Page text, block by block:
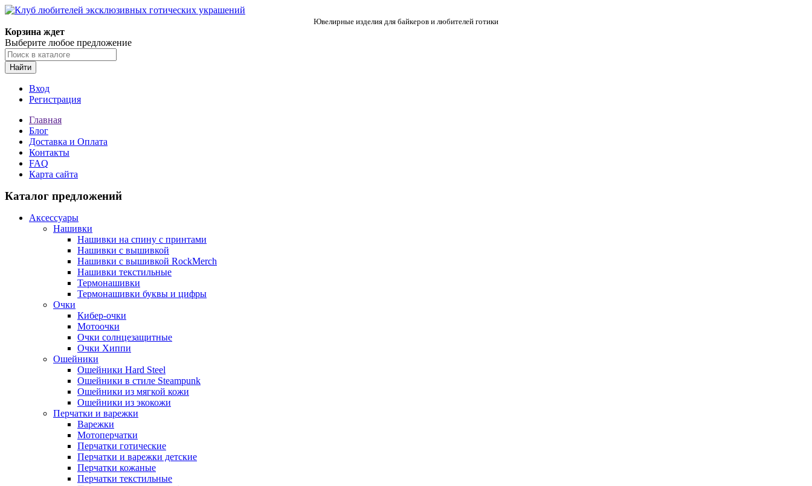
Ювелирные изделия для байкеров и любителей готики
Корзина ждет
Выберите любое предложение
Найти
Вход
Регистрация
Главная
Блог
Доставка и Оплата
Контакты
FAQ
Карта сайта
Каталог предложений
Аксессуары
Нашивки
Нашивки на спину с принтами
Нашивки с вышивкой
Нашивки с вышивкой RockMerch
Нашивки текстильные
Термонашивки
Термонашивки буквы и цифры
Очки
Кибер-очки
Мотоочки
Очки солнцезащитные
Очки Хиппи
Ошейники
Ошейники Hard Steel
Ошейники в стиле Steampunk
Ошейники из мягкой кожи
Ошейники из экокожи
Перчатки и варежки
Варежки
Мотоперчатки
Перчатки готические
Перчатки и варежки детские
Перчатки кожаные
Перчатки текстильные